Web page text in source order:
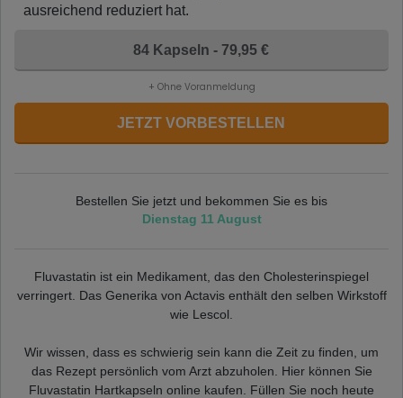
ausreichend reduziert hat.
84 Kapseln - 79,95 €
+ Ohne Voranmeldung
JETZT VORBESTELLEN
Bestellen Sie jetzt und bekommen Sie es bis
Dienstag 11 August
Fluvastatin ist ein Medikament, das den Cholesterinspiegel
verringert. Das Generika von Actavis enthält den selben Wirkstoff
wie Lescol.
Wir wissen, dass es schwierig sein kann die Zeit zu finden, um
das Rezept persönlich vom Arzt abzuholen. Hier können Sie
Fluvastatin Hartkapseln online kaufen. Füllen Sie noch heute